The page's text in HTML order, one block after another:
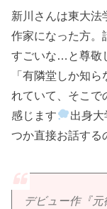
新川さんは東大法
作家になった方。
すごいな…と尊敬
「有隣堂しか知
れていて、そこで
感じます
出身
つか直接お話する
デビュー作『